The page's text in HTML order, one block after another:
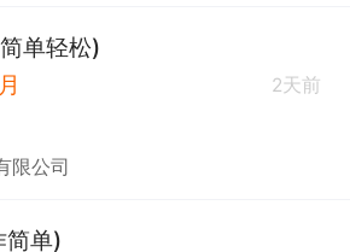
单轻松)
2天前
限公司
简单)